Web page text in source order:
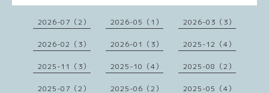
2026-07（2） 2026-05（1） 2026-03（3）
2026-02（3） 2026-01（3） 2025-12（4）
2025-11（3） 2025-10（4） 2025-08（2）
2025-07（2） 2025-06（2） 2025-05（4）